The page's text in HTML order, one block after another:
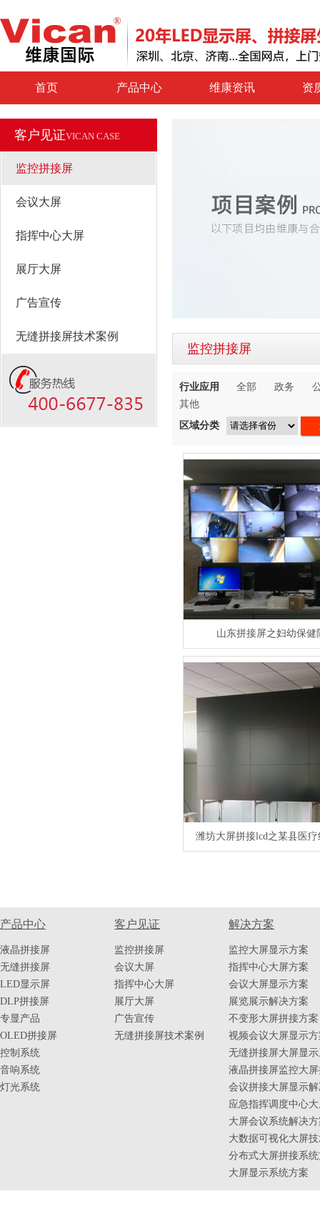
首页 产品中心 维康资讯 资
客户见证VICAN CASE
监控拼接屏
会议大屏
指挥中心大屏
展厅大屏
广告宣传
无缝拼接屏技术案例
监控拼接屏
行业应用 全部 政务
其他
区域分类
山东拼接屏之妇幼保健
潍坊大屏拼接lcd之某县医
产品中心
液晶拼接屏
无缝拼接屏
LED显示屏
DLP拼接屏
专显产品
OLED拼接屏
控制系统
音响系统
灯光系统
客户见证
监控拼接屏
会议大屏
指挥中心大屏
展厅大屏
广告宣传
无缝拼接屏技术案例
解决方案
监控大屏显示方案
指挥中心大屏方案
会议大屏显示方案
展览展示解决方案
不变形大屏拼接方案
视频会议大屏显示
无缝拼接屏大屏显
液晶拼接屏监控大
会议拼接大屏显示
应急指挥调度中心
大屏会议系统解决
大数据可视化大屏
分布式大屏拼接系
大屏显示系统方案